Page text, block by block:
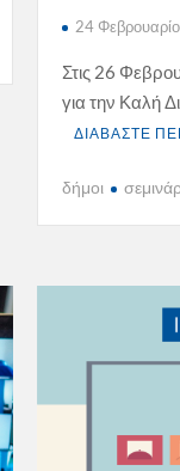
24
Στις 26
για την Καλή
ΔΙΑΒΑΣΤΕ
δήμοι